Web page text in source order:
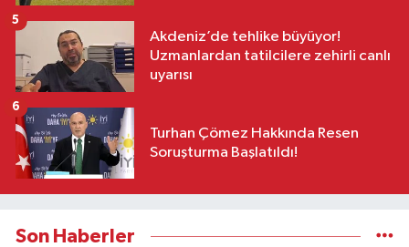
Akdeniz’de tehlike büyüyor!
Uzmanlardan tatilcilere zehirli canlı
uyarısı
5
Turhan Çömez Hakkında Resen
Soruşturma Başlatıldı!
6
Son Haberler